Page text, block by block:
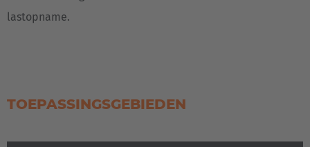
lastopname.
TOEPASSINGSGEBIEDEN